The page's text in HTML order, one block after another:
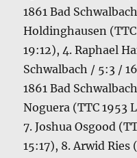
1861 Bad
Holdinghausen
19:12), 4. Raphael
Schwalbach / 5:3 /
1861 Bad
Noguera (TTC 1953
7. Joshua Osgood
15:17), 8. Arwid Ries